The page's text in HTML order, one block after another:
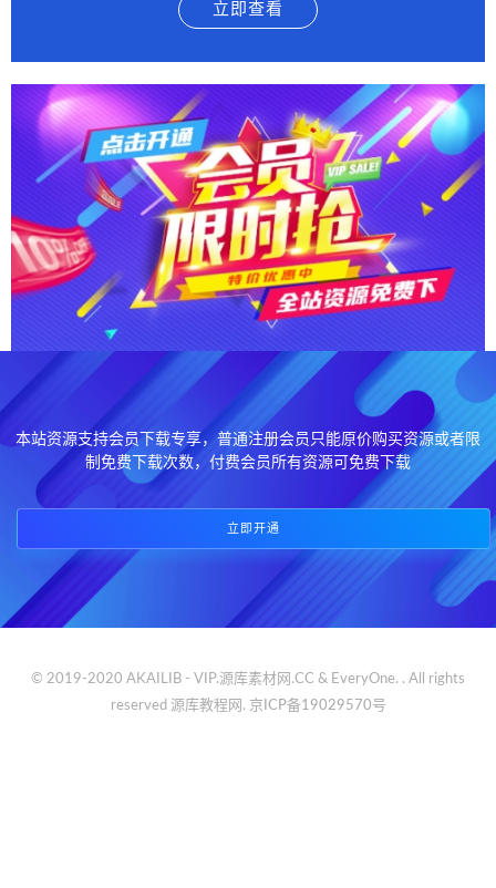
立即查看
本站资源支持会员下载专享，普通注册会员只能原价购买资源或者限
制免费下载次数，付费会员所有资源可免费下载
立即开通
© 2019-2020 AKAILIB - VIP.源库素材网.CC & EveryOne. . All rights
reserved 源库教程网. 京ICP备19029570号